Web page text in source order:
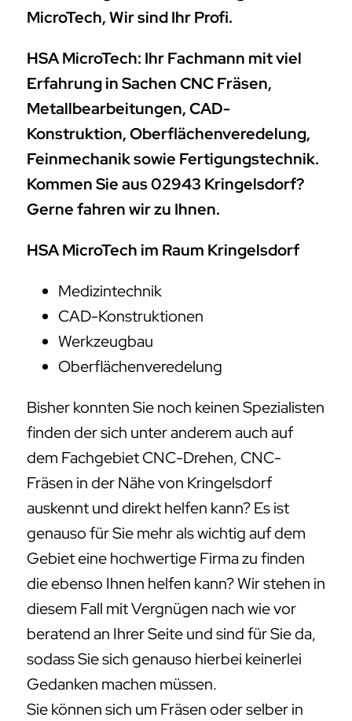
MicroTech, Wir sind Ihr Profi.
HSA MicroTech: Ihr Fachmann mit viel
Erfahrung in Sachen CNC Fräsen,
Metallbearbeitungen, CAD-
Konstruktion, Oberflächenveredelung,
Feinmechanik sowie Fertigungstechnik.
Kommen Sie aus 02943 Kringelsdorf?
Gerne fahren wir zu Ihnen.
HSA MicroTech im Raum Kringelsdorf
Medizintechnik
CAD-Konstruktionen
Werkzeugbau
Oberflächenveredelung
Bisher konnten Sie noch keinen Spezialisten
finden der sich unter anderem auch auf
dem Fachgebiet CNC-Drehen, CNC-
Fräsen in der Nähe von Kringelsdorf
auskennt und direkt helfen kann? Es ist
genauso für Sie mehr als wichtig auf dem
Gebiet eine hochwertige Firma zu finden
die ebenso Ihnen helfen kann? Wir stehen in
diesem Fall mit Vergnügen nach wie vor
beratend an Ihrer Seite und sind für Sie da,
sodass Sie sich genauso hierbei keinerlei
Gedanken machen müssen.
Sie können sich um Fräsen oder selber in